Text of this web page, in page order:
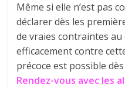
Même si elle n’est pas
déclarer dès les
de vraies contraintes
efficacement contre
précoce est possible
Rendez-vous avec les